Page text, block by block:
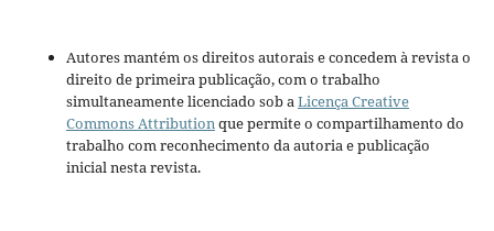
Autores mantém os direitos autorais e concedem à revista o
direito de primeira publicação, com o trabalho
simultaneamente licenciado sob aLicença Creative
Commons Attributionque permite o compartilhamento do
trabalho com reconhecimento da autoria e publicação
inicial nesta revista.